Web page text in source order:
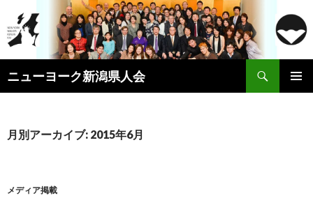
ニューヨーク新潟県人会
索
ン
キ
月別アーカイブ: 2015年6月
メディア掲載